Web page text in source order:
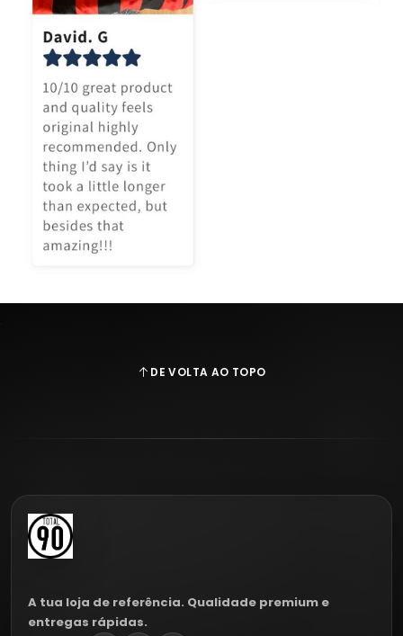
DE VOLTA AO TOPO
A tua loja de referência. Qualidade premium e
entregas rápidas.